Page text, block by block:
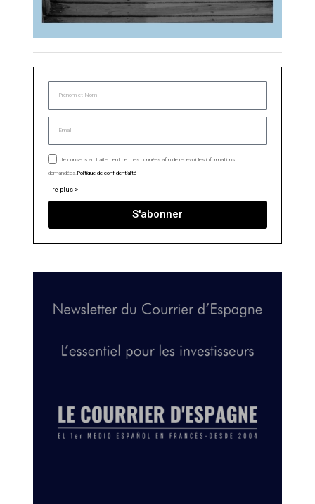
Je consens au traitement de mes données afin de recevoir les informations
demandées. Politique de confidentialité
lire plus >
S'abonner